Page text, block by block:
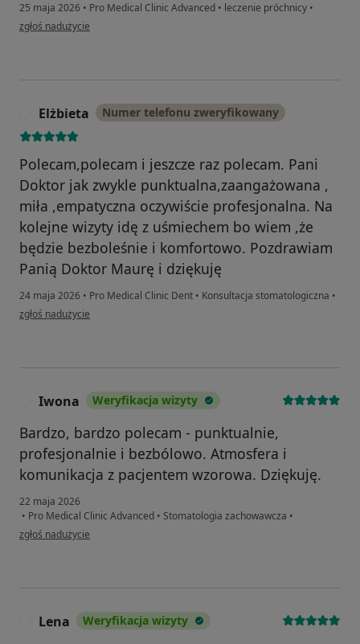
25 maja 2026 • Pro Medical Clinic Advanced • leczenie próchnicy •
w opinii użytkownika Kamil
zgłoś nadużycie
Elżbieta Numer telefonu zweryfikowany
Polecam,polecam i jeszcze raz polecam. Pani
Doktor jak zwykle punktualna,zaangażowana ,
miła ,empatyczna oczywiście profesjonalna. Na
kolejne wizyty idę z uśmiechem bo wiem ,że
będzie bezboleśnie i komfortowo. Pozdrawiam
Panią Doktor Maurę i dziękuję
24 maja 2026 • Pro Medical Clinic Dent • Konsultacja stomatologiczna •
w opinii użytkownika Elżbieta
zgłoś nadużycie
Iwona Weryfikacja wizyty
Bardzo, bardzo polecam - punktualnie,
profesjonalnie i bezbólowo. Atmosfera i
komunikacja z pacjentem wzorowa. Dziękuję.
22 maja 2026
• Pro Medical Clinic Advanced • Stomatologia zachowawcza •
w opinii użytkownika Iwona
zgłoś nadużycie
Lena Weryfikacja wizyty